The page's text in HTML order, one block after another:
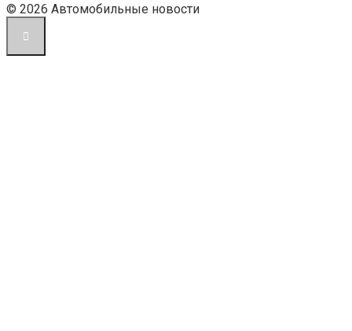
© 2026 Автомобильные новости